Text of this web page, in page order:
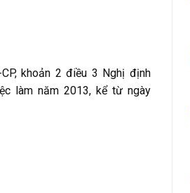
khoản 2 điều 3 Nghị định
làm năm 2013, kể từ ngày